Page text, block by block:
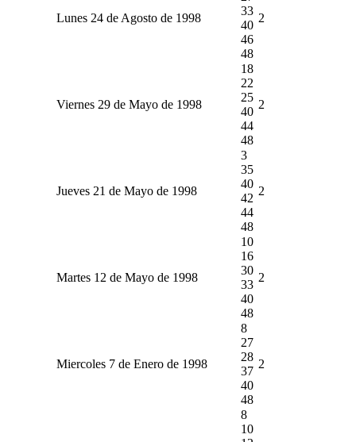
Lunes 24 de Agosto de 1998
33
40
46
48
2
Viernes 29 de Mayo de 1998
18
22
25
40
44
48
2
Jueves 21 de Mayo de 1998
3
35
40
42
44
48
2
Martes 12 de Mayo de 1998
10
16
30
33
40
48
2
Miercoles 7 de Enero de 1998
8
27
28
37
40
48
2
8
10